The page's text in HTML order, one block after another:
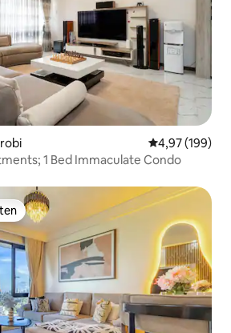
Gemiddelde
4,97 (199)
1 Bed Immaculate Condo